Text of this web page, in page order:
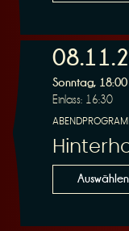
Sonntag, 18:00
Einlass: 16:30
Auswählen